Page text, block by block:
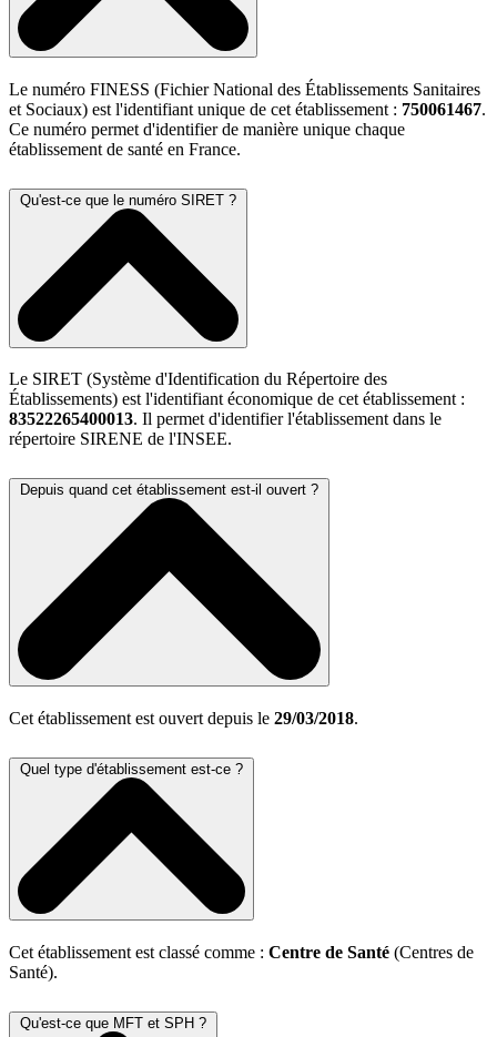
Le numéro FINESS (Fichier National des Établissements Sanitaires
et Sociaux) est l'identifiant unique de cet établissement : 750061467.
Ce numéro permet d'identifier de manière unique chaque
établissement de santé en France.
Qu'est-ce que le numéro SIRET ?
Le SIRET (Système d'Identification du Répertoire des
Établissements) est l'identifiant économique de cet établissement :
83522265400013. Il permet d'identifier l'établissement dans le
répertoire SIRENE de l'INSEE.
Depuis quand cet établissement est-il ouvert ?
Cet établissement est ouvert depuis le 29/03/2018.
Quel type d'établissement est-ce ?
Cet établissement est classé comme : Centre de Santé (Centres de
Santé).
Qu'est-ce que MFT et SPH ?